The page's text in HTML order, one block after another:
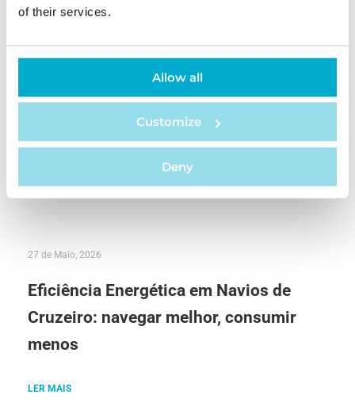
of their services.
Allow all
Customize
Deny
5 de Junho, 2026
Sustentabilidade para Além do
Ambiente: Pessoas e Comunidades
27 de Maio, 2026
Eficiência Energética em Navios de
Cruzeiro: navegar melhor, consumir
menos
LER MAIS